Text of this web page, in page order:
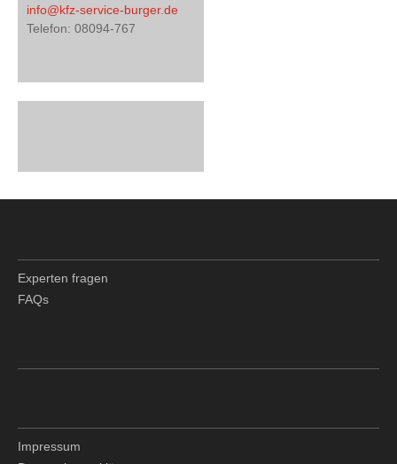
info@kfz-service-burger.de
Telefon: 08094-767
Experten fragen
FAQs
Impressum